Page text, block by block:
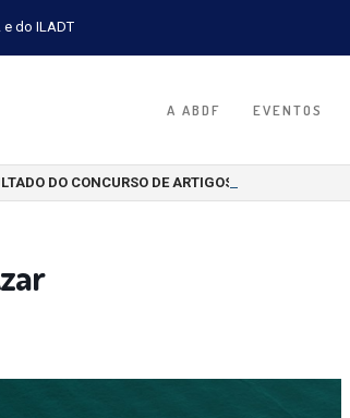
do ILADT
A ABDF EVENTOS
DO CONCURSO DE ARTIGOS CIENTÍFICOS 2026